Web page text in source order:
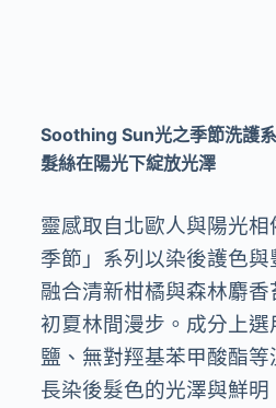
Soothing Sun光之季節洗護
髮絲在陽光下綻放光澤
靈感取自北歐人與陽光
季節」系列以染後護色與
融合清新柑橘與森林麝
初夏林間漫步。成分上
鹽、無對羥基苯甲酸酯
長染後髮色的光澤與鮮